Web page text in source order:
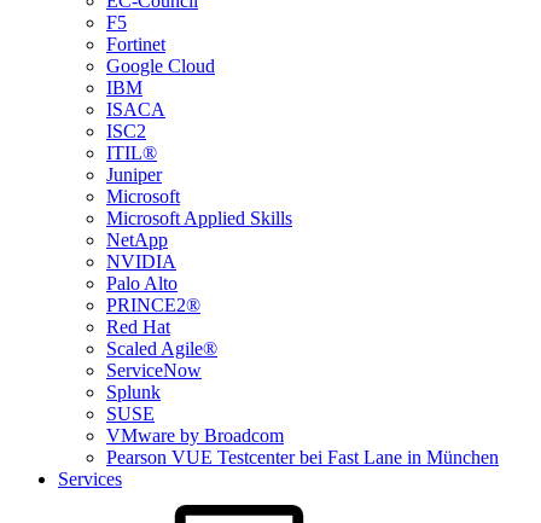
F5
Fortinet
Google Cloud
IBM
ISACA
ISC2
ITIL®
Juniper
Microsoft
Microsoft Applied Skills
NetApp
NVIDIA
Palo Alto
PRINCE2®
Red Hat
Scaled Agile®
ServiceNow
Splunk
SUSE
VMware by Broadcom
Pearson VUE Testcenter bei Fast Lane in München
Services